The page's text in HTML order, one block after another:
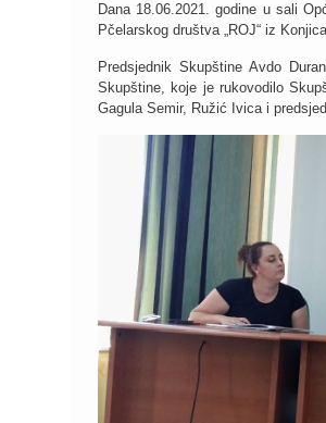
Dana 18.06.2021. godine u sali
Pčelarskog društva „ROJ“ iz
Predsjednik Skupštine Avdo
Skupštine, koje je rukovodilo
Gagula Semir, Ružić Ivica i